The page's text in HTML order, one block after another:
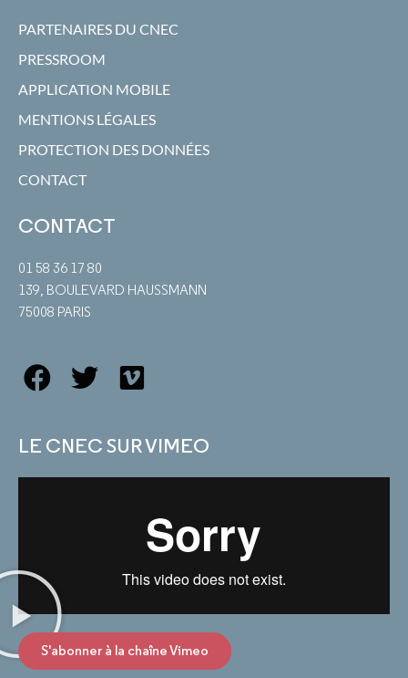
PARTENAIRES DU CNEC
PRESSROOM
APPLICATION MOBILE
MENTIONS LÉGALES
PROTECTION DES DONNÉES
CONTACT
CONTACT
01 58 36 17 80
139, BOULEVARD HAUSSMANN
75008 PARIS
LE CNEC SUR VIMEO
S'abonner à la chaîne Vimeo